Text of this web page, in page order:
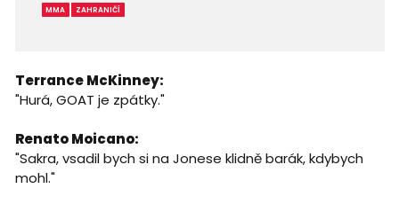
MMA ZAHRANIČÍ
Terrance McKinney:
"Hurá, GOAT je zpátky."
Renato Moicano:
"Sakra, vsadil bych si na Jonese klidně barák, kdybych
mohl."